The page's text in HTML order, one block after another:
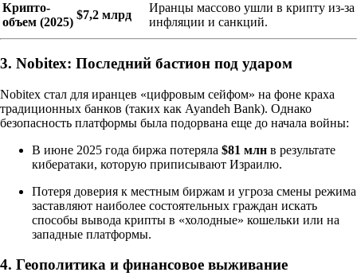
Крипто-
объем (2025)
$7,2 млрд
Иранцы массово ушли в крипту из-за
инфляции и санкций.
3. Nobitex: Последний бастион под ударом
Nobitex стал для иранцев «цифровым сейфом» на фоне краха
традиционных банков (таких как Ayandeh Bank). Однако
безопасность платформы была подорвана еще до начала войны:
В июне 2025 года биржа потеряла $81 млн в результате
кибератаки, которую приписывают Израилю.
Потеря доверия к местным биржам и угроза смены режима
заставляют наиболее состоятельных граждан искать
способы вывода крипты в «холодные» кошельки или на
западные платформы.
4. Геополитика и финансовое выживание